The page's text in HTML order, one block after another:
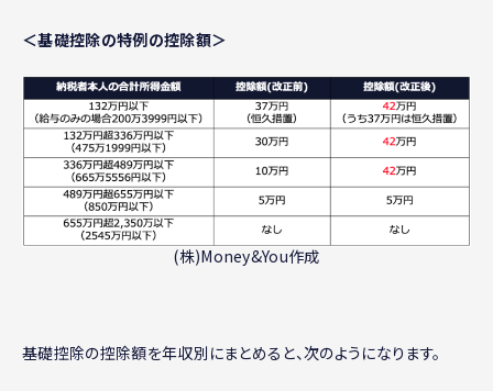
＜基礎控除の特例の控除額＞
(株)Money&You作成
基礎控除の控除額を年収別にまとめると、次のようになります。